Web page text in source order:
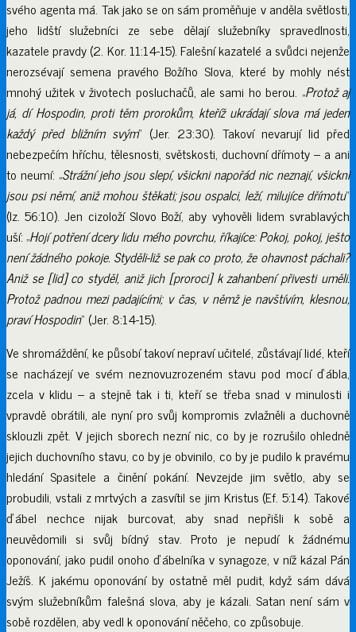
svého agenta má. Tak jako se on sám proměňuje v anděla světlosti,
jeho lidští služebníci ze sebe dělají služebníky spravedlnosti,
kazatele pravdy (2. Kor. 11:14-15). Falešní kazatelé a svůdci nejenže
nerozsévají semena pravého Božího Slova, které by mohly nést
mnohý užitek v životech posluchačů, ale sami ho berou. „Protož aj
já, dí Hospodin, proti těm prorokům, kteříž ukrádají slova má jeden
každý před bližním svým“ (Jer. 23:30). Takoví nevarují lid před
nebezpečím hříchu, tělesnosti, světskosti, duchovní dřímoty – a ani
to neumí: „Strážní jeho jsou slepí, všickni napořád nic neznají, všickni
jsou psi němí, aniž mohou štěkati; jsou ospalci, leží, milujíce dřímotu“
(Iz. 56:10). Jen cizoloží Slovo Boží, aby vyhověli lidem svrablavých
uší: „Hojí potření dcery lidu mého povrchu, říkajíce: Pokoj, pokoj, ješto
není žádného pokoje. Styděli-liž se pak co proto, že ohavnost páchali?
Aniž se [lid] co styděl, aniž jich [proroci] k zahanbení přivesti uměli.
Protož padnou mezi padajícími; v čas, v němž je navštívím, klesnou,
praví Hospodin“ (Jer. 8:14-15).
Ve shromáždění, ke působí takoví nepraví učitelé, zůstávají lidé, kteří
se nacházejí ve svém neznovuzrozeném stavu pod mocí ďábla,
zcela v klidu – a stejně tak i ti, kteří se třeba snad v minulosti i
vpravdě obrátili, ale nyní pro svůj kompromis zvlažněli a duchovně
sklouzli zpět. V jejich sborech nezní nic, co by je rozrušilo ohledně
jejich duchovního stavu, co by je obvinilo, co by je pudilo k pravému
hledání Spasitele a činění pokání. Nevzejde jim světlo, aby se
probudili, vstali z mrtvých a zasvítil se jim Kristus (Ef. 5:14). Takové
ďábel nechce nijak burcovat, aby snad nepřišli k sobě a
neuvědomili si svůj bídný stav. Proto je nepudí k žádnému
oponování, jako pudil onoho ďábelníka v synagoze, v níž kázal Pán
Ježíš. K jakému oponování by ostatně měl pudit, když sám dává
svým služebníkům falešná slova, aby je kázali. Satan není sám v
sobě rozdělen, aby vedl k oponování něčeho, co způsobuje.